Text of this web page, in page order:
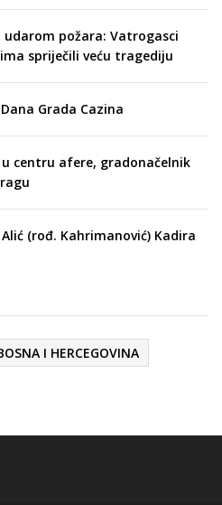
udarom požara: Vatrogasci
spriječili veću tragediju
Grada Cazina
centru afere, gradonačelnik
(rođ. Kahrimanović) Kadira
I HERCEGOVINA